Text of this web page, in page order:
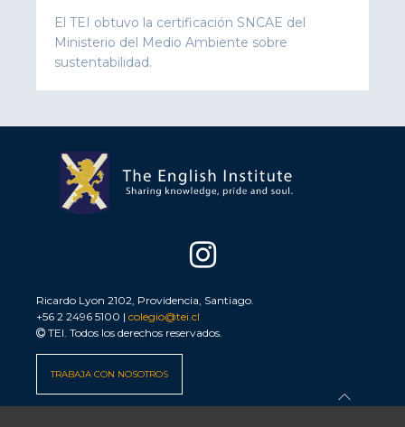
El TEI obtuvo la certificación SNCAE del
Ministerio del Medio Ambiente sobre
sustentabilidad.
Ricardo Lyon 2102, Providencia, Santiago.
+56 2 2496 5100 | colegio@tei.cl
TEI. Todos los derechos reservados.
TRABAJA CON NOSOTROS